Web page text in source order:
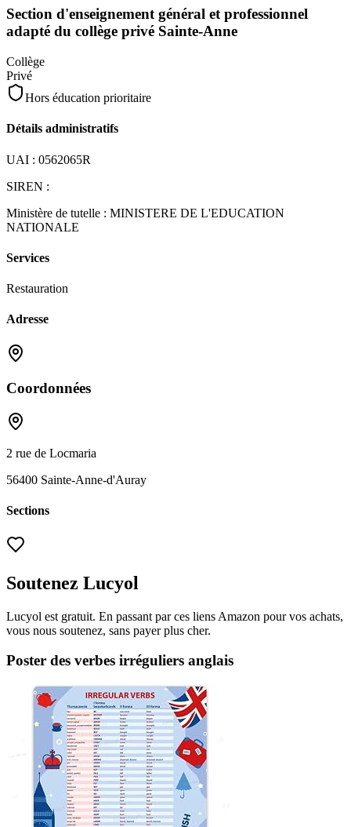
Section d'enseignement général et professionnel
adapté du collège privé Sainte-Anne
Collège
Privé
Hors éducation prioritaire
Détails administratifs
UAI : 0562065R
SIREN :
Ministère de tutelle : MINISTERE DE L'EDUCATION
NATIONALE
Services
Restauration
Adresse
Coordonnées
2 rue de Locmaria
56400 Sainte-Anne-d'Auray
Sections
Soutenez Lucyol
Lucyol est gratuit. En passant par ces liens Amazon pour vos achats,
vous nous soutenez, sans payer plus cher.
Poster des verbes irréguliers anglais